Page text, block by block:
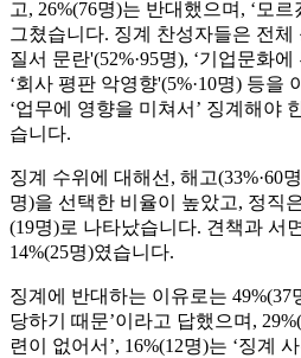
고, 26%(76명)는 반대했으며, ‘모르
그쳤습니다. 징계 찬성자들은 전체
질서 문란'(52%·95명), ‘기업문화
‘회사 평판 악영향'(5%·10명) 등을
‘업무에 영향을 미쳐서’ 징계해야
습니다.
징계 수위에 대해선, 해고(33%·60
명)을 선택한 비율이 높았고, 정직
(19명)로 나타났습니다. 견책과 서
14%(25명)였습니다.
징계에 반대하는 이유로는 49%(37
당하기 때문’이라고 답했으며,
련이 없어서’, 16%(12명)는 ‘징계